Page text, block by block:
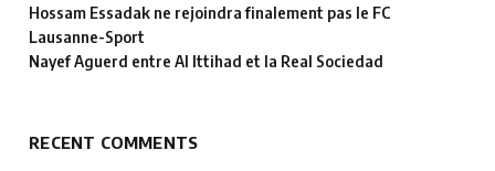
Hossam Essadak ne rejoindra finalement pas le FC
Lausanne-Sport
Nayef Aguerd entre Al Ittihad et la Real Sociedad
RECENT COMMENTS